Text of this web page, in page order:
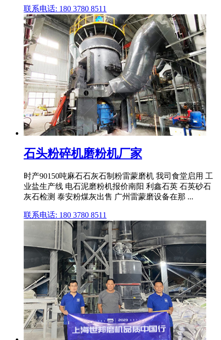
联系电话: 180 3780 8511
石头粉碎机磨粉机厂家
时产90150吨麻石石灰石制粉雷蒙磨机 我司食堂启用 工
业盐生产线 电石泥磨粉机报价南阳 利鑫石英 石英砂石
灰石检测 泰安粉煤灰出售 广州雷蒙磨设备在那 ...
联系电话: 180 3780 8511